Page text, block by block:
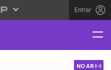
Entrar
NO AR